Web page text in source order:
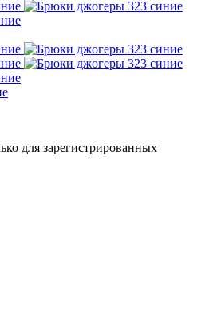
для зарегистрированных